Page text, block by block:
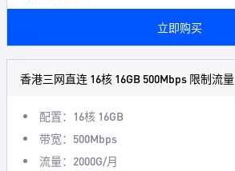
立即购买
香港三网直连 16核 16GB 500Mbps 限制流量
配置：16核 16GB
带宽：500Mbps
流量：2000G/月